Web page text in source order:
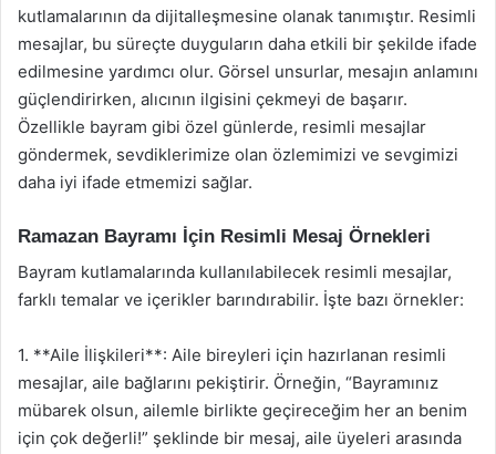
kutlamalarının da dijitalleşmesine olanak tanımıştır. Resimli
mesajlar, bu süreçte duyguların daha etkili bir şekilde ifade
edilmesine yardımcı olur. Görsel unsurlar, mesajın anlamını
güçlendirirken, alıcının ilgisini çekmeyi de başarır.
Özellikle bayram gibi özel günlerde, resimli mesajlar
göndermek, sevdiklerimize olan özlemimizi ve sevgimizi
daha iyi ifade etmemizi sağlar.
Ramazan Bayramı İçin Resimli Mesaj Örnekleri
Bayram kutlamalarında kullanılabilecek resimli mesajlar,
farklı temalar ve içerikler barındırabilir. İşte bazı örnekler:
1. **Aile İlişkileri**: Aile bireyleri için hazırlanan resimli
mesajlar, aile bağlarını pekiştirir. Örneğin, “Bayramınız
mübarek olsun, ailemle birlikte geçireceğim her an benim
için çok değerli!” şeklinde bir mesaj, aile üyeleri arasında